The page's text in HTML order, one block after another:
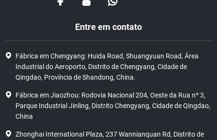
Entre em contato
Fábrica em Chengyang: Huida Road, Shuangyuan Road, Área
Industrial do Aeroporto, Distrito de Chengyang, Cidade de
Qingdao, Província de Shandong, China.
Fábrica em Jiaozhou: Rodovia Nacional 204, Oeste da Rua nº 3,
Parque Industrial Jinling, Distrito Chengyang, Cidade de Qingdao,
China
Zhonghai International Plaza, 237 Wannianquan Rd, Distrito de